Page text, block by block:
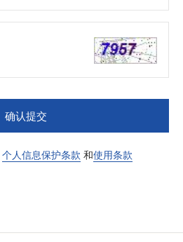
确认提交
个人信息保护条款 和使用条款